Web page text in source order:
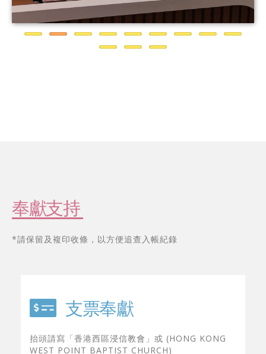
*​請保留及複印收條，以方便追查入帳紀錄
抬頭請寫「香港西區浸信教會」或 (HONG KONG
WEST POINT BAPTIST CHURCH)
樓 01 室」